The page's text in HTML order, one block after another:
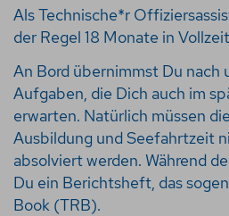
Als Technische*r
der Regel 18 Monate in
An Bord übernimmst Du nach
Aufgaben, die Dich auch im
erwarten. Natürlich müssen
Ausbildung und Seefahrtzeit
absolviert werden. Während
Du ein Berichtsheft, das
Book (TRB).